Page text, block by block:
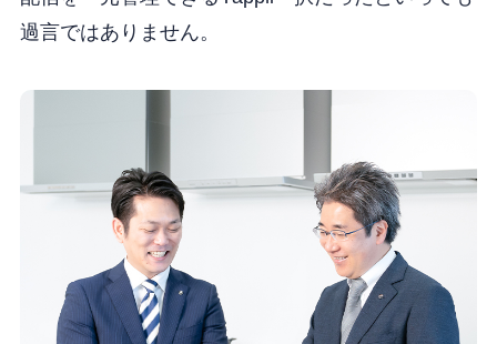
過言ではありません。